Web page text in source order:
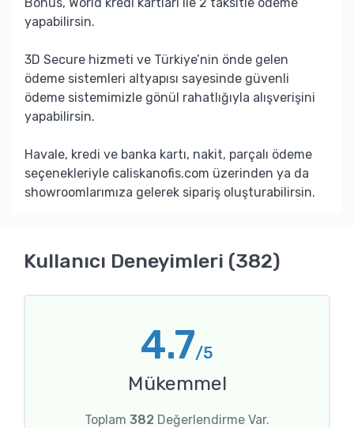
yapabilirsin.
3D Secure hizmeti ve Türkiye’nin önde gelen
ödeme sistemleri altyapısı sayesinde güvenli
ödeme sistemimizle gönül rahatlığıyla alışverişini
yapabilirsin.
Havale, kredi ve banka kartı, nakit, parçalı ödeme
seçenekleriyle caliskanofis.com üzerinden ya da
showroomlarımıza gelerek sipariş oluşturabilirsin.
Kullanıcı Deneyimleri (382)
4.7/5
Mükemmel
Toplam 382 Değerlendirme Var.